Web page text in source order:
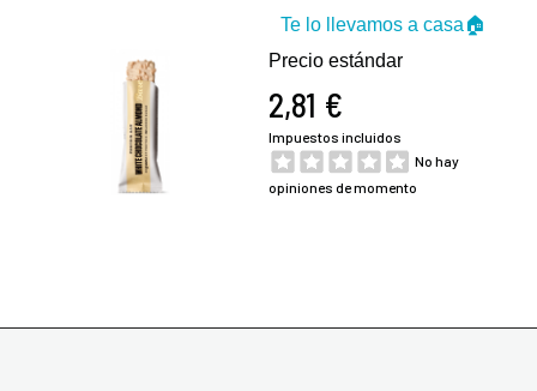
Te lo llevamos a casa🏠
Precio estándar
2,81 €
Impuestos incluidos
No hay
opiniones de momento